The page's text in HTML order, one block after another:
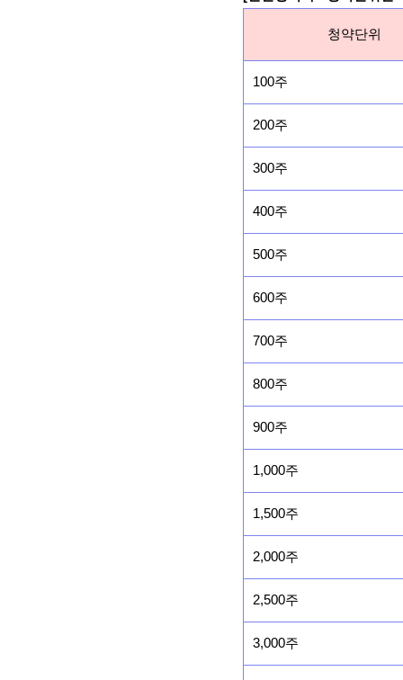
청약단위
100주
200주
300주
400주
500주
600주
700주
800주
900주
1,000주
1,500주
2,000주
2,500주
3,000주